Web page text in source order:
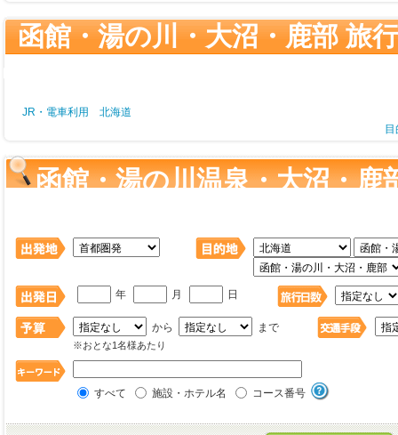
函館・湯の川・大沼・鹿部 旅
JR・電車利用 北海道
函館・湯の川温泉・大沼・鹿
年 月 日
から まで
※おとな1名様あたり
すべて 施設・ホテル名 コース番号